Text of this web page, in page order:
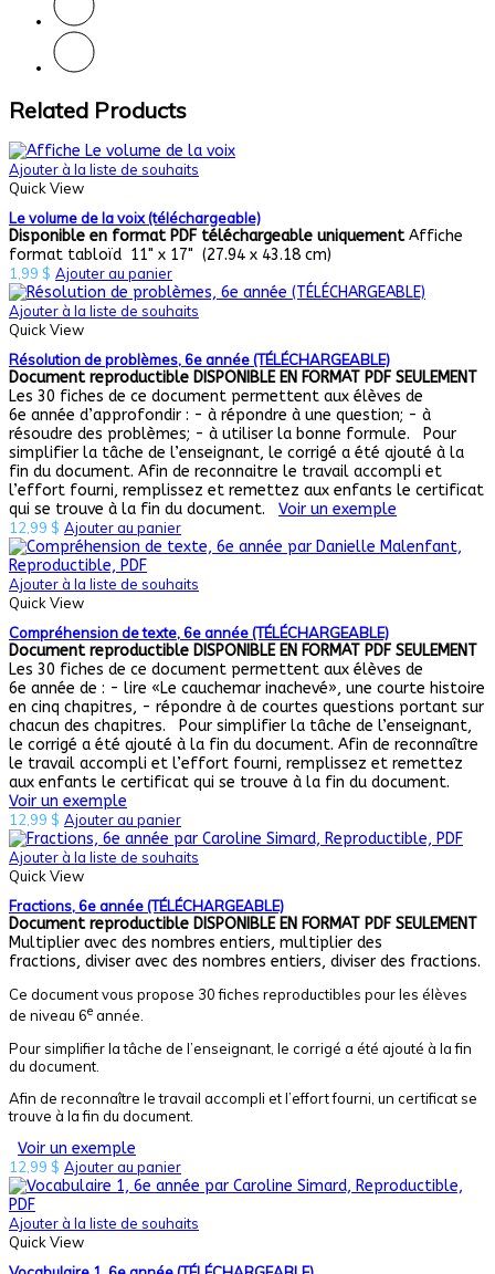
Related Products
Ajouter à la liste de souhaits
Quick View
Le volume de la voix (téléchargeable)
Disponible en format PDF téléchargeable uniquementAffiche
format tabloïd 11" x 17" (27.94 x 43.18 cm)
1,99 $ Ajouter au panier
Ajouter à la liste de souhaits
Quick View
Résolution de problèmes, 6e année (TÉLÉCHARGEABLE)
Document reproductible DISPONIBLE EN FORMAT PDF SEULEMENT
Les 30 fiches de ce document permettent aux élèves de
6e année d’approfondir : - à répondre à une question; - à
résoudre des problèmes; - à utiliser la bonne formule. Pour
simplifier la tâche de l’enseignant, le corrigé a été ajouté à la
fin du document. Afin de reconnaitre le travail accompli et
l’effort fourni, remplissez et remettez aux enfants le certificat
qui se trouve à la fin du document. Voir un exemple
12,99 $ Ajouter au panier
Ajouter à la liste de souhaits
Quick View
Compréhension de texte, 6e année (TÉLÉCHARGEABLE)
Document reproductible DISPONIBLE EN FORMAT PDF SEULEMENT
Les 30 fiches de ce document permettent aux élèves de
6e année de : - lire «Le cauchemar inachevé», une courte histoire
en cinq chapitres, - répondre à de courtes questions portant sur
chacun des chapitres. Pour simplifier la tâche de l’enseignant,
le corrigé a été ajouté à la fin du document. Afin de reconnaître
le travail accompli et l’effort fourni, remplissez et remettez
aux enfants le certificat qui se trouve à la fin du document.
Voir un exemple
12,99 $ Ajouter au panier
Ajouter à la liste de souhaits
Quick View
Fractions, 6e année (TÉLÉCHARGEABLE)
Document reproductible DISPONIBLE EN FORMAT PDF SEULEMENT
Multiplier avec des nombres entiers, multiplier des
fractions, diviser avec des nombres entiers, diviser des fractions.
Ce document vous propose 30 fiches reproductibles pour les élèves
de niveau 6e année.
Pour simplifier la tâche de l’enseignant, le corrigé a été ajouté à la fin
du document.
Afin de reconnaître le travail accompli et l’effort fourni, un certificat se
trouve à la fin du document.
Voir un exemple
12,99 $ Ajouter au panier
Ajouter à la liste de souhaits
Quick View